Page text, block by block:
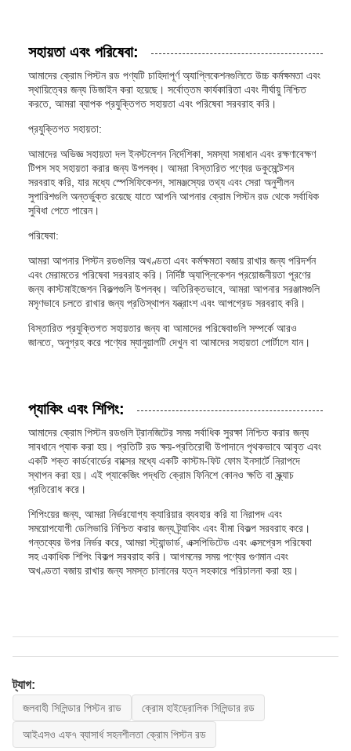
সহায়তা এবং পরিষেবা:
আমাদের ক্রোম পিস্টন রড পণ্যটি চাহিদাপূর্ণ অ্যাপ্লিকেশনগুলিতে উচ্চ কর্মক্ষমতা এবং
স্থায়িত্বের জন্য ডিজাইন করা হয়েছে। সর্বোত্তম কার্যকারিতা এবং দীর্ঘায়ু নিশ্চিত
করতে, আমরা ব্যাপক প্রযুক্তিগত সহায়তা এবং পরিষেবা সরবরাহ করি।
প্রযুক্তিগত সহায়তা:
আমাদের অভিজ্ঞ সহায়তা দল ইনস্টলেশন নির্দেশিকা, সমস্যা সমাধান এবং রক্ষণাবেক্ষণ
টিপস সহ সহায়তা করার জন্য উপলব্ধ। আমরা বিস্তারিত পণ্যের ডকুমেন্টেশন
সরবরাহ করি, যার মধ্যে স্পেসিফিকেশন, সামঞ্জস্যের তথ্য এবং সেরা অনুশীলন
সুপারিশগুলি অন্তর্ভুক্ত রয়েছে যাতে আপনি আপনার ক্রোম পিস্টন রড থেকে সর্বাধিক
সুবিধা পেতে পারেন।
পরিষেবা:
আমরা আপনার পিস্টন রডগুলির অখণ্ডতা এবং কর্মক্ষমতা বজায় রাখার জন্য পরিদর্শন
এবং মেরামতের পরিষেবা সরবরাহ করি। নির্দিষ্ট অ্যাপ্লিকেশন প্রয়োজনীয়তা পূরণের
জন্য কাস্টমাইজেশন বিকল্পগুলি উপলব্ধ। অতিরিক্তভাবে, আমরা আপনার সরঞ্জামগুলি
মসৃণভাবে চলতে রাখার জন্য প্রতিস্থাপন যন্ত্রাংশ এবং আপগ্রেড সরবরাহ করি।
বিস্তারিত প্রযুক্তিগত সহায়তার জন্য বা আমাদের পরিষেবাগুলি সম্পর্কে আরও
জানতে, অনুগ্রহ করে পণ্যের ম্যানুয়ালটি দেখুন বা আমাদের সহায়তা পোর্টালে যান।
প্যাকিং এবং শিপিং:
আমাদের ক্রোম পিস্টন রডগুলি ট্রানজিটের সময় সর্বাধিক সুরক্ষা নিশ্চিত করার জন্য
সাবধানে প্যাক করা হয়। প্রতিটি রড ক্ষয়-প্রতিরোধী উপাদানে পৃথকভাবে আবৃত এবং
একটি শক্ত কার্ডবোর্ডের বাক্সের মধ্যে একটি কাস্টম-ফিট ফোম ইনসার্টে নিরাপদে
স্থাপন করা হয়। এই প্যাকেজিং পদ্ধতি ক্রোম ফিনিশে কোনও ক্ষতি বা স্ক্র্যাচ
প্রতিরোধ করে।
শিপিংয়ের জন্য, আমরা নির্ভরযোগ্য ক্যারিয়ার ব্যবহার করি যা নিরাপদ এবং
সময়োপযোগী ডেলিভারি নিশ্চিত করার জন্য ট্র্যাকিং এবং বীমা বিকল্প সরবরাহ করে।
গন্তব্যের উপর নির্ভর করে, আমরা স্ট্যান্ডার্ড, এক্সপিডিটেড এবং এক্সপ্রেস পরিষেবা
সহ একাধিক শিপিং বিকল্প সরবরাহ করি। আগমনের সময় পণ্যের গুণমান এবং
অখণ্ডতা বজায় রাখার জন্য সমস্ত চালানের যত্ন সহকারে পরিচালনা করা হয়।
ট্যাগ:
জলবাহী সিলিন্ডার পিস্টন রাড ক্রোম হাইড্রোলিক সিলিন্ডার রড
আইএসও এফ৭ ব্যাসার্ধ সহনশীলতা ক্রোম পিস্টন রড